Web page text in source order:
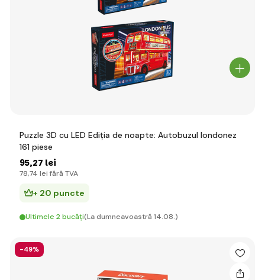
Puzzle 3D cu LED Ediția de noapte: Autobuzul londonez
161 piese
95,27 lei
78,74 lei fără TVA
+ 20 puncte
Ultimele 2 bucăți(La dumneavoastră 14.08.)
-49%